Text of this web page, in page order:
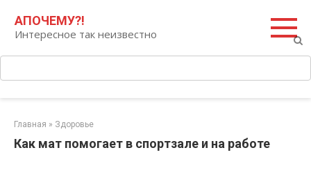
контенту
АПОЧЕМУ?!
Интересное так неизвестно
Главная » Здоровье
Как мат помогает в спортзале и на работе